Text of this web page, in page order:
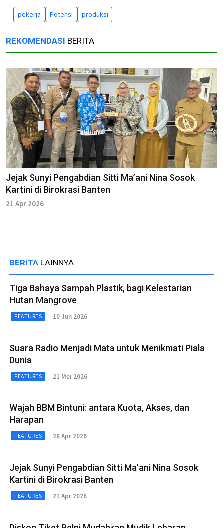
pekerja Potensi produksi
REKOMENDASI BERITA
Jejak Sunyi Pengabdian Sitti Ma’ani Nina Sosok
Kartini di Birokrasi Banten
21 Apr 2026
BERITA LAINNYA
Tiga Bahaya Sampah Plastik, bagi Kelestarian
Hutan Mangrove
FEATURES 10 Jun 2026
Suara Radio Menjadi Mata untuk Menikmati Piala
Dunia
FEATURES 21 Mei 2026
Wajah BBM Bintuni: antara Kuota, Akses, dan
Harapan
FEATURES 28 Apr 2026
Jejak Sunyi Pengabdian Sitti Ma’ani Nina Sosok
Kartini di Birokrasi Banten
FEATURES 21 Apr 2026